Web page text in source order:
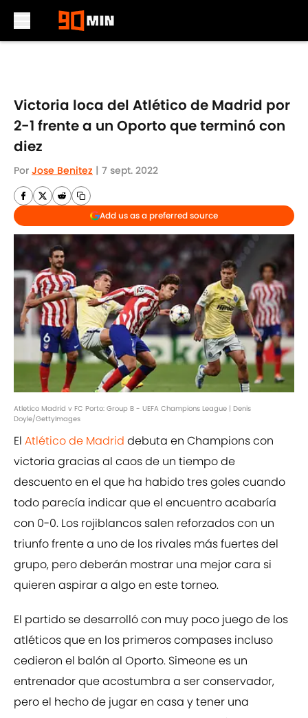
Victoria loca del Atlético de Madrid por
2-1 frente a un Oporto que terminó con
diez
Por Jose Benitez | 7 sept. 2022
Add us as a preferred source
Atletico Madrid v FC Porto: Group B - UEFA Champions League | Denis
Doyle/GettyImages
El Atlético de Madrid debuta en Champions con
victoria gracias al caos de un tiempo de
descuento en el que ha habido tres goles cuando
todo parecía indicar que el encuentro acabaría
con 0-0. Los rojiblancos salen reforzados con un
triunfo frente a uno de los rivales más fuertes del
grupo, pero deberán mostrar una mejor cara si
quieren aspirar a algo en este torneo.
El partido se desarrolló con muy poco juego de los
atléticos que en los primeros compases incluso
cedieron el balón al Oporto. Simeone es un
entrenador que acostumbra a ser conservador,
pero el hecho de jugar en casa y tener una